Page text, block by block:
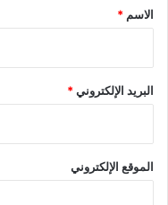
*
الاسم *
البريد الإلكتروني*
الموقع الإلكتروني